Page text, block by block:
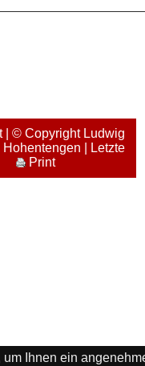
Ihnen ein
| © Copyright Ludwig
| Letzte
Print